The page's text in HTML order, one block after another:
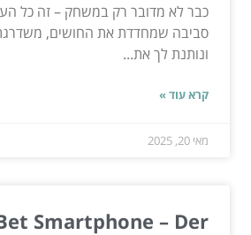
כבר לא מדובר רק במשחק – זה כל
סביבה שמחדדת את החושים,
ונותנת לך את...
קרא עוד »
מאי 20, 2025
Smartphone – Der